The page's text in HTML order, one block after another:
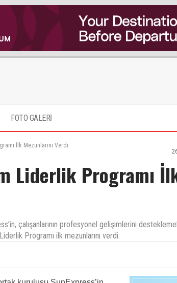
FOTO GALERİ
İlk Mezunlarını Verdi
Liderlik Programı
çalışanlarının profesyonel gelişimlerini
Programı ilk mezunlarını verdi.